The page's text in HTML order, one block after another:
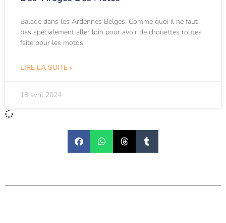
Balade dans les Ardennes Belges. Comme quoi il ne faut
pas spécialement aller loin pour avoir de chouettes routes
faite pour les motos
LIRE LA SUITE »
18 avril 2024